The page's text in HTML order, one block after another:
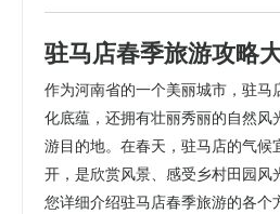
驻马店春季旅游攻略
作为河南省的一个美丽城市，驻马
化底蕴，还拥有壮丽秀丽的自然风
游目的地。在春天，驻马店的气候
开，是欣赏风景、感受乡村田园风
您详细介绍驻马店春季旅游的各个